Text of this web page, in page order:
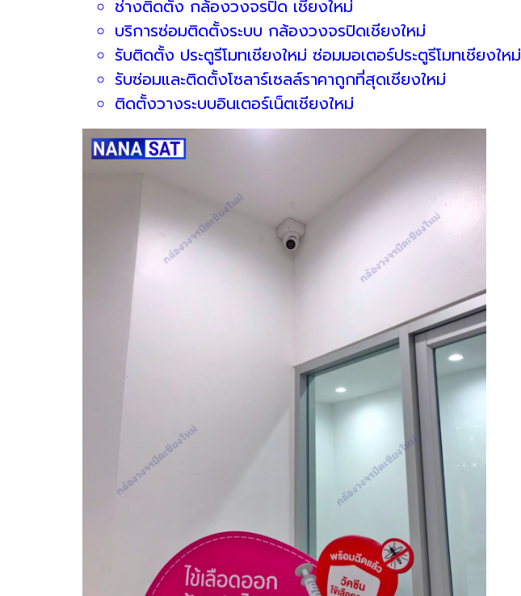
ช่างติดตั้ง กล้องวงจรปิด เชียงใหม่
บริการซ่อมติดตั้งระบบ กล้องวงจรปิดเชียงใหม่
รับติดตั้ง ประตูรีโมทเชียงใหม่ ซ่อมมอเตอร์ประตูรีโมทเชียงใหม่
รับซ่อมและติดตั้งโซลาร์เซลล์ราคาถูกที่สุดเชียงใหม่
ติดตั้งวางระบบอินเตอร์เน็ตเชียงใหม่